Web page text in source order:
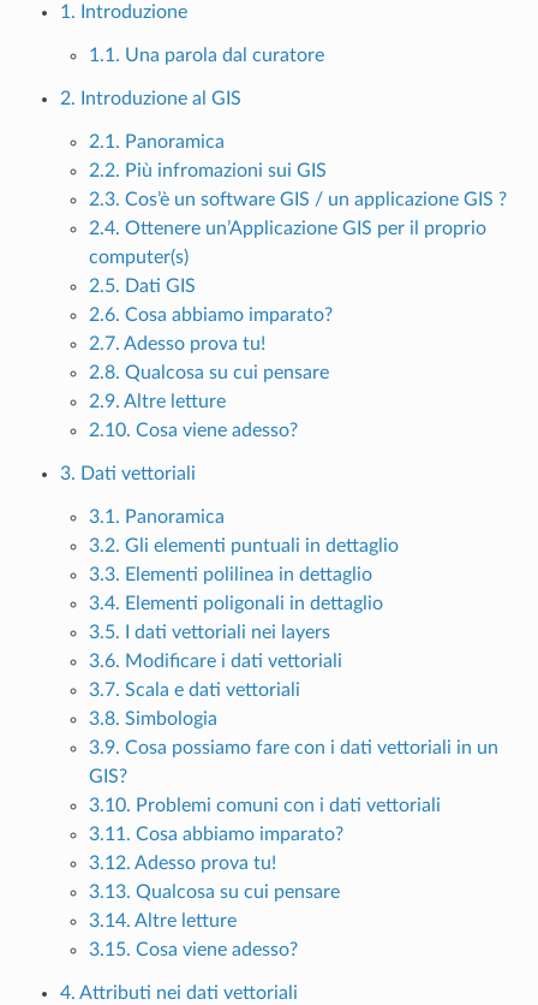
1. Introduzione
1.1. Una parola dal curatore
2. Introduzione al GIS
2.1. Panoramica
2.2. Più infromazioni sui GIS
2.3. Cos’è un software GIS / un applicazione GIS ?
2.4. Ottenere un’Applicazione GIS per il proprio
computer(s)
2.5. Dati GIS
2.6. Cosa abbiamo imparato?
2.7. Adesso prova tu!
2.8. Qualcosa su cui pensare
2.9. Altre letture
2.10. Cosa viene adesso?
3. Dati vettoriali
3.1. Panoramica
3.2. Gli elementi puntuali in dettaglio
3.3. Elementi polilinea in dettaglio
3.4. Elementi poligonali in dettaglio
3.5. I dati vettoriali nei layers
3.6. Modificare i dati vettoriali
3.7. Scala e dati vettoriali
3.8. Simbologia
3.9. Cosa possiamo fare con i dati vettoriali in un
GIS?
3.10. Problemi comuni con i dati vettoriali
3.11. Cosa abbiamo imparato?
3.12. Adesso prova tu!
3.13. Qualcosa su cui pensare
3.14. Altre letture
3.15. Cosa viene adesso?
4. Attributi nei dati vettoriali